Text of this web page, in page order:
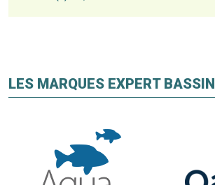
LES MARQUES EXPERT BASSIN